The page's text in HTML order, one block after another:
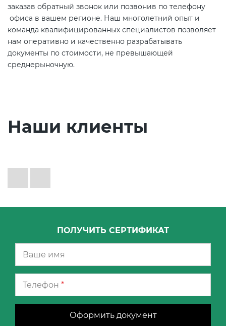
заказав обратный звонок или позвонив по телефону
офиса в вашем регионе. Наш многолетний опыт и
команда квалифицированных специалистов позволяет
нам оперативно и качественно разрабатывать
документы по стоимости, не превышающей
среднерыночную.
Наши клиенты
ПОЛУЧИТЬ СЕРТИФИКАТ
Телефон *
Оформить документ